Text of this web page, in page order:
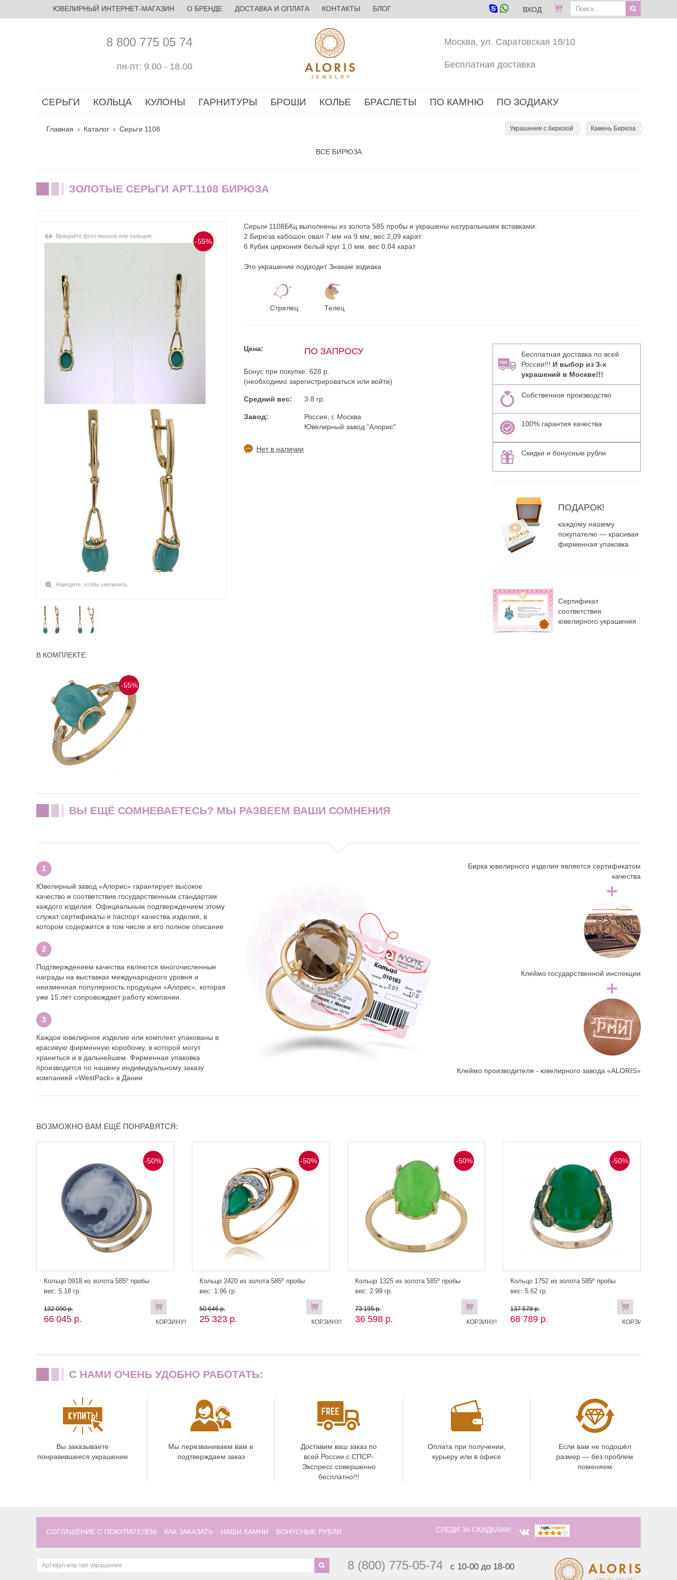
ЮВЕЛИРНЫЙ ИНТЕРНЕТ-МАГАЗИН О БРЕНДЕ ДОСТАВКА И ОПЛАТА КОНТАКТЫ БЛОГ ВХОД
8 800 775 05 74
пн-пт: 9.00 - 18.00
Москва, ул. Саратовская 18/10
Бесплатная доставка
СЕРЬГИ КОЛЬЦА КУЛОНЫ ГАРНИТУРЫ БРОШИ КОЛЬЕ БРАСЛЕТЫ ПО КАМНЮ ПО ЗОДИАКУ
Главная Каталог Серьги 1108 Украшения с бирюзой Камень Бирюза
ВСЕ БИРЮЗА
ЗОЛОТЫЕ СЕРЬГИ АРТ.1108 БИРЮЗА
-55%
Вращайте фото мышью или пальцем.
Наведите, чтобы увеличить
В КОМПЛЕКТЕ:
-55%
Серьги 1108БКц выполнены из золота 585 пробы и украшены натуральными вставками:
2 Бирюза кабошон овал 7 мм на 9 мм, вес 2,09 карат
6 Кубик циркония белый круг 1,0 мм, вес 0,04 карат
Это украшение подходит Знакам зодиака
Стрелец Телец
Цена: ПО ЗАПРОСУ
Бонус при покупке: 628 р.
(необходимо зарегистрироваться или войти)
Средний вес: 3.8 гр.
Завод:
Россия, г. Москва
Ювелирный завод "Алорис"
Нет в наличии
Бесплатная доставка по всей
России!!! И выбор из 3-х
украшений в Москве!!!
Собственное производство
100% гарантия качества
Скидки и бонусные рубли
ПОДАРОК!
каждому нашему
покупателю — красивая
фирменная упаковка
Сертификат
соответствия
ювелирного украшения
ВЫ ЕЩЁ СОМНЕВАЕТЕСЬ? МЫ РАЗВЕЕМ ВАШИ СОМНЕНИЯ
Ювелирный завод «Алорис» гарантирует высокое
качество и соответствие государственным стандартам
каждого изделия. Официальным подтверждением этому
служат сертификаты и паспорт качества изделия, в
котором содержится в том числе и его полное описание
Подтверждением качества являются многочисленные
награды на выставках международного уровня и
неизменная популярность продукции «Алорис», которая
уже 15 лет сопровождает работу компании
Каждое ювелирное изделие или комплект упакованы в
красивую фирменную коробочку, в которой могут
храниться и в дальнейшем. Фирменная упаковка
производится по нашему индивидуальному заказу
компанией «WestPack» в Дании
Бирка ювелирного изделия является сертификатом
качества
Клеймо государственной инспекции
Клеймо производителя - ювелирного завода «ALORIS»
ВОЗМОЖНО ВАМ ЕЩЁ ПОНРАВЯТСЯ:
-50%
Кольцо 0918 из золота 585º пробы
вес: 5.18 гр.
132 090 р.
66 045 р.
В
КОРЗИНУ!
-50%
Кольцо 2420 из золота 585º пробы
вес: 1.96 гр.
50 646 р.
25 323 р.
В
КОРЗИНУ!
-50%
Кольцо 1325 из золота 585º пробы
вес: 2.99 гр.
73 195 р.
36 598 р.
В
КОРЗИНУ!
-50%
Кольцо 1752 из золота 585º пробы
вес: 5.62 гр.
137 578 р.
68 789 р.
В
КОРЗИНУ!
C НАМИ ОЧЕНЬ УДОБНО РАБОТАТЬ:
Вы заказываете
понравившееся украшение
Мы перезваниваем вам и
подтверждаем заказ
Доставим ваш заказ по
всей России с СПСР-
Экспресс совершенно
бесплатно!!!
Оплата при получении,
курьеру или в офисе
Если вам не подошёл
размер — без проблем
поменяем
СОГЛАШЕНИЕ С ПОКУПАТЕЛЕМ КАК ЗАКАЗАТЬ НАШИ КАМНИ БОНУСНЫЕ РУБЛИ СЛЕДИ ЗА СКИДКАМИ:
8 (800) 775-05-74 с 10-00 до 18-00